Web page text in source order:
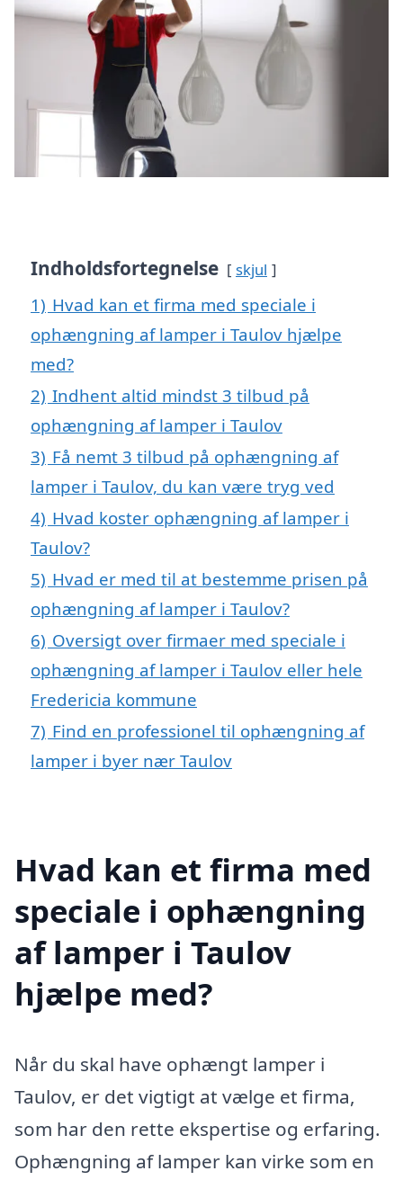
Indholdsfortegnelse skjul
1) Hvad kan et firma med speciale i
ophængning af lamper i Taulov hjælpe
med?
2) Indhent altid mindst 3 tilbud på
ophængning af lamper i Taulov
3) Få nemt 3 tilbud på ophængning af
lamper i Taulov, du kan være tryg ved
4) Hvad koster ophængning af lamper i
Taulov?
5) Hvad er med til at bestemme prisen på
ophængning af lamper i Taulov?
6) Oversigt over firmaer med speciale i
ophængning af lamper i Taulov eller hele
Fredericia kommune
7) Find en professionel til ophængning af
lamper i byer nær Taulov
Hvad kan et firma med
speciale i ophængning
af lamper i Taulov
hjælpe med?
Når du skal have ophængt lamper i
Taulov, er det vigtigt at vælge et firma,
som har den rette ekspertise og erfaring.
Ophængning af lamper kan virke som en